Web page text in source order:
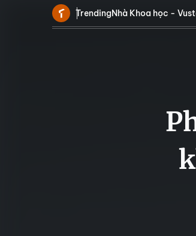
TrendingNhà Khoa học -